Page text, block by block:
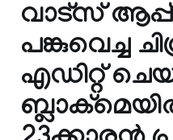
വാട്‍സ് ആപ്പ്
പങ്കുവെച്ച
എഡിറ്റ്